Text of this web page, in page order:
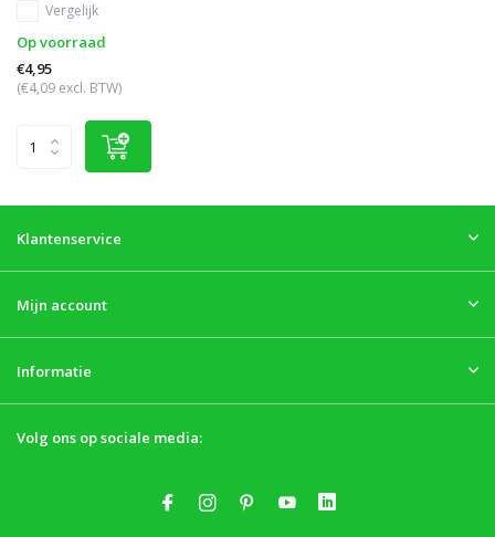
Vergelijk
Op voorraad
€4,95
(€4,09 excl. BTW)
Klantenservice
Mijn account
Informatie
Volg ons op sociale media: